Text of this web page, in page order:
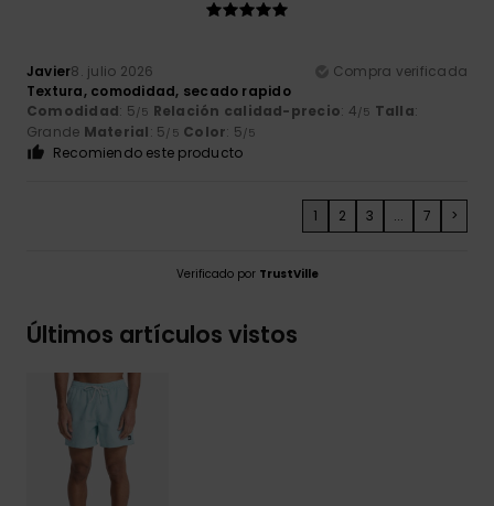
Javier8. julio 2026
Compra verificada
Textura, comodidad, secado rapido
Comodidad: 5/5 Relación calidad-precio: 4/5 Talla:
Grande Material: 5/5 Color: 5/5
Recomiendo este producto
1 2 3 ... 7 >
Verificado por TrustVille
Últimos artículos vistos